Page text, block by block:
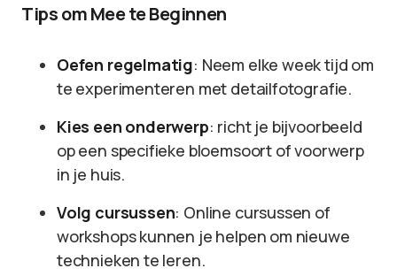
Tips om Mee te Beginnen
Oefen regelmatig: Neem elke week tijd om
te experimenteren met detailfotografie.
Kies een onderwerp: richt je bijvoorbeeld
op een specifieke bloemsoort of voorwerp
in je huis.
Volg cursussen: Online cursussen of
workshops kunnen je helpen om nieuwe
technieken te leren.